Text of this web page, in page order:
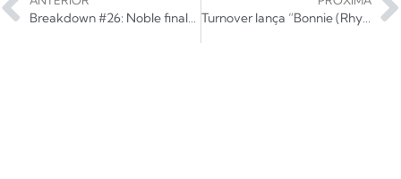
Breakdown #26: Noble finalmente dá as caras e lança single de estreia, Deadset. Ouça! Turnover lança “Bonnie (Rhythm & Melody)”, terceiro single do próximo álbum